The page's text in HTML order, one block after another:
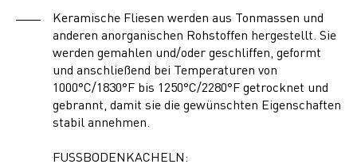
Keramische Fliesen werden aus Tonmassen und
anderen anorganischen Rohstoffen hergestellt. Sie
werden gemahlen und/oder geschliffen, geformt
und anschließend bei Temperaturen von
1000°C/1830°F bis 1250°C/2280°F getrocknet und
gebrannt, damit sie die gewünschten Eigenschaften
stabil annehmen.
FUSSBODENKACHELN: